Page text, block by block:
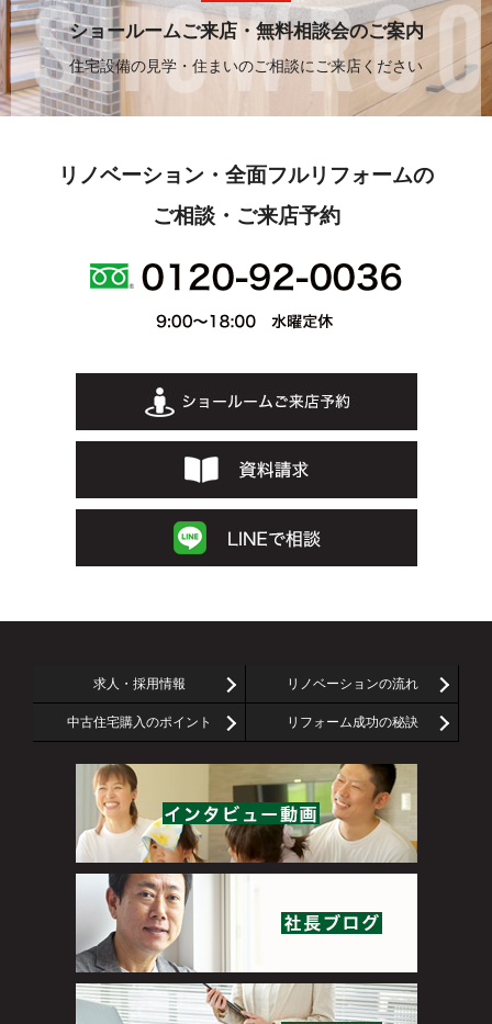
ショールームご来店・無料相談会のご案内
住宅設備の見学・住まいのご相談にご来店ください
リノベーション・全面フルリフォームの
ご相談・ご来店予約
求人・採用情報 リノベーションの流れ
中古住宅購入のポイント リフォーム成功の秘訣